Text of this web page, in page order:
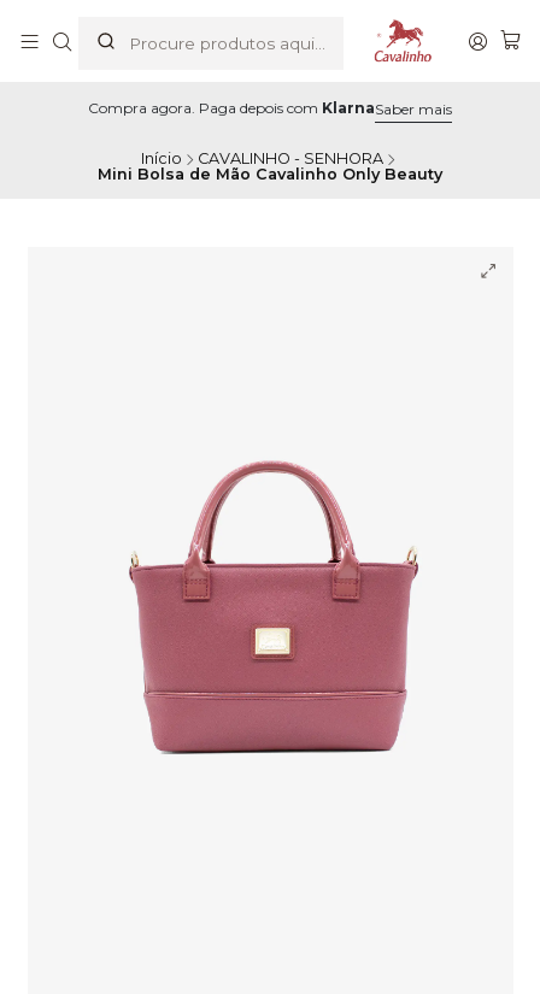
Compra agora. Paga depois com KlarnaSaber mais
Início
CAVALINHO - SENHORA
Mini Bolsa de Mão Cavalinho Only Beauty